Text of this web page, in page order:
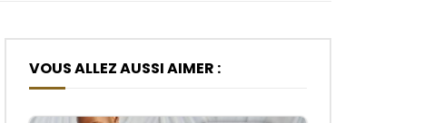
VOUS ALLEZ AUSSI AIMER :